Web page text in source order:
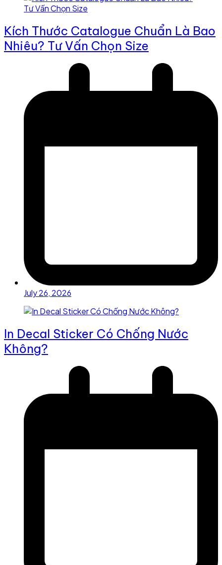
Kích Thước Catalogue Chuẩn Là Bao
Nhiêu? Tư Vấn Chọn Size
July 26, 2026
In Decal Sticker Có Chống Nước
Không?